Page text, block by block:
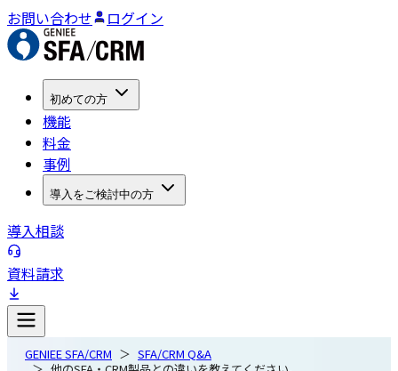
お問い合わせ ログイン
初めての方
機能
料金
事例
導入をご検討中の方
導入相談
資料請求
GENIEE SFA/CRM
SFA/CRM Q&A